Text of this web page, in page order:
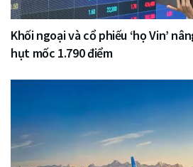
Khối ngoại và cổ phiếu ‘họ Vin’
hụt mốc 1.790 điểm